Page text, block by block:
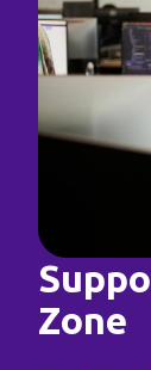
Zone